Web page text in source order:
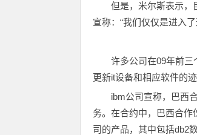
但是，米尔斯表示，
宣称：“我们仅仅是进入
许多公司在09年前
更新it设备和相应软件的迹
ibm公司宣称，巴西
务。在合约中，巴西合作
司的产品，其中包括db2